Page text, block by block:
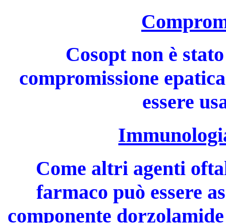
Cosopt non è
compromissione
essere
Come altri agenti
farmaco può essere
componente